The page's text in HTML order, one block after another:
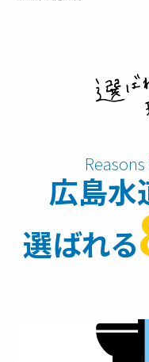
広島水
選ばれる